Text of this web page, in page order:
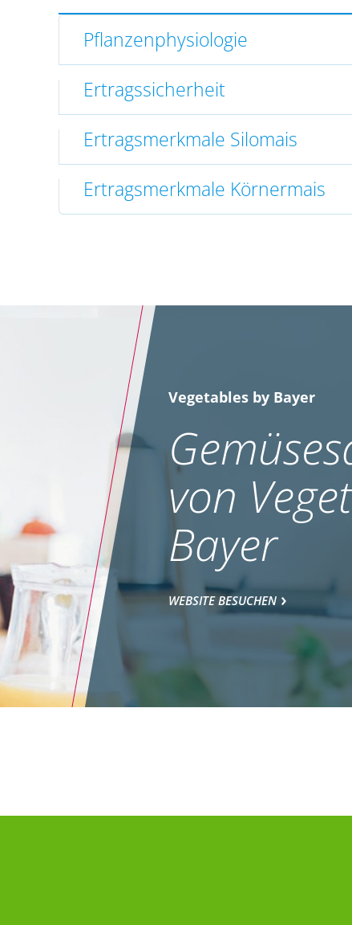
Pflanzenphysiologie
Ertragssicherheit
Ertragsmerkmale Silomais
Ertragsmerkmale Körnermais
Vegetables by Bayer
von
Bayer
WEBSITE BESUCHEN